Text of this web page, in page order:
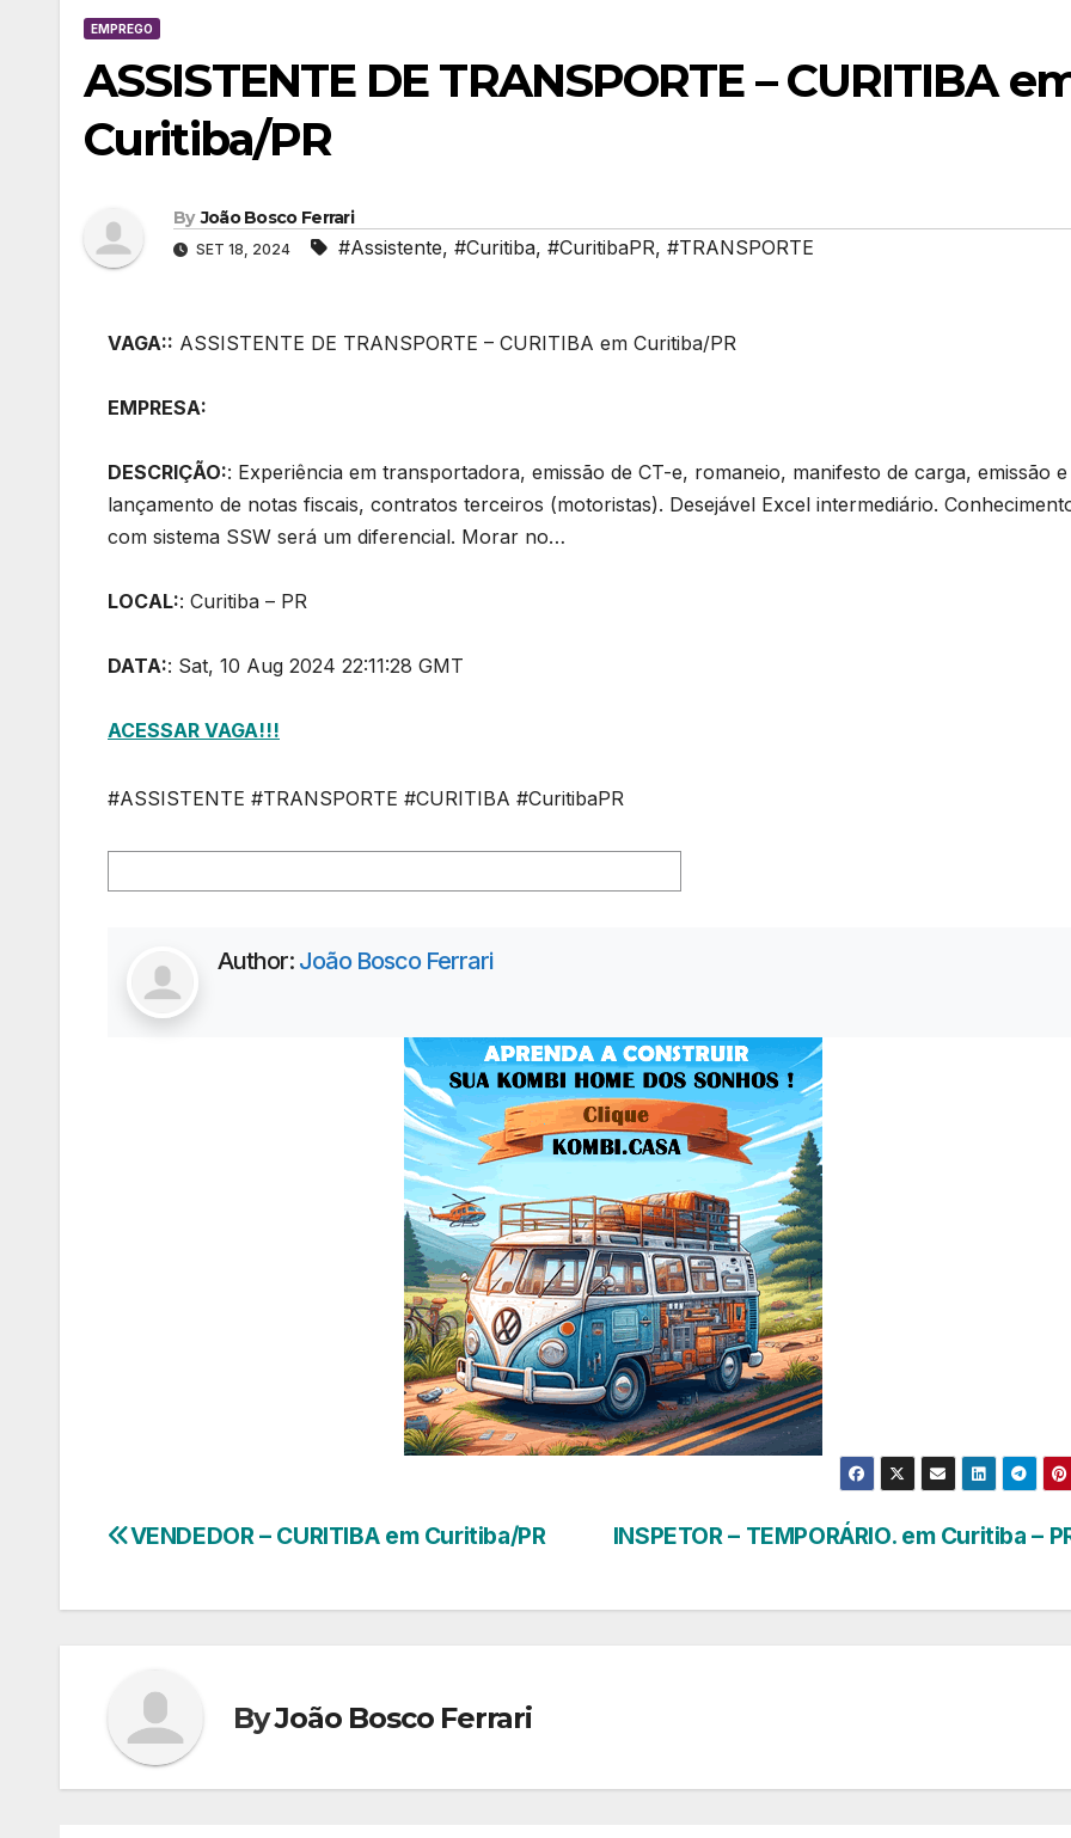
EMPREGO
ASSISTENTE DE TRANSPORTE – CURITIBA
Curitiba/PR
By João Bosco Ferrari
SET 18, 2024 #Assistente, #Curitiba, #CuritibaPR, #TRANSPORTE
VAGA:: ASSISTENTE DE TRANSPORTE – CURITIBA em Curitiba/PR
EMPRESA:
DESCRIÇÃO:: Experiência em transportadora, emissão de CT-e, romaneio, manifesto de carga, emissão e
lançamento de notas fiscais, contratos terceiros (motoristas). Desejável Excel intermediário.
com sistema SSW será um diferencial. Morar no…
LOCAL:: Curitiba – PR
DATA:: Sat, 10 Aug 2024 22:11:28 GMT
ACESSAR VAGA!!!
#ASSISTENTE #TRANSPORTE #CURITIBA #CuritibaPR
Author: João Bosco Ferrari
Navegação
INSPETOR – TEMPORÁRIO. em Curitiba –
VENDEDOR – CURITIBA em Curitiba/PR
ByJoão Bosco Ferrari